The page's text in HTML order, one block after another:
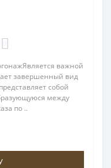
важной
завершенный вид
собой
между
по ..